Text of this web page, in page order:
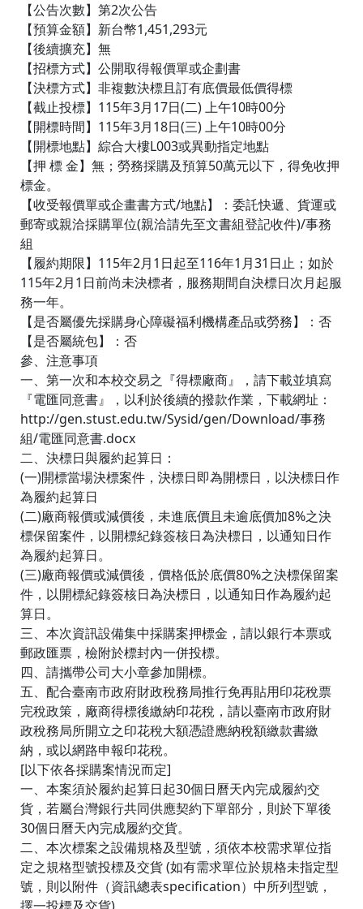
【公告次數】第2次公告
【預算金額】新台幣1,451,293元
【後續擴充】無
【招標方式】公開取得報價單或企劃書
【決標方式】非複數決標且訂有底價最低價得標
【截止投標】115年3月17日(二) 上午10時00分
【開標時間】115年3月18日(三) 上午10時00分
【開標地點】綜合大樓L003或異動指定地點
【押 標 金】無；勞務採購及預算50萬元以下，得免收押
標金。
【收受報價單或企畫書方式/地點】：委託快遞、貨運或
郵寄或親洽採購單位(親洽請先至文書組登記收件)/事務
組
【履約期限】115年2月1日起至116年1月31日止；如於
115年2月1日前尚未決標者，服務期間自決標日次月起服
務一年。
【是否屬優先採購身心障礙福利機構產品或勞務】：否
【是否屬統包】：否
參、注意事項
一、第一次和本校交易之『得標廠商』，請下載並填寫
『電匯同意書』，以利於後續的撥款作業，下載網址：
http://gen.stust.edu.tw/Sysid/gen/Download/事務
組/電匯同意書.docx
二、決標日與履約起算日：
(一)開標當場決標案件，決標日即為開標日，以決標日作
為履約起算日
(二)廠商報價或減價後，未進底價且未逾底價加8%之決
標保留案件，以開標紀錄簽核日為決標日，以通知日作
為履約起算日。
(三)廠商報價或減價後，價格低於底價80%之決標保留案
件，以開標紀錄簽核日為決標日，以通知日作為履約起
算日。
三、本次資訊設備集中採購案押標金，請以銀行本票或
郵政匯票，檢附於標封內一併投標。
四、請攜帶公司大小章參加開標。
五、配合臺南市政府財政稅務局推行免再貼用印花稅票
完稅政策，廠商得標後繳納印花稅，請以臺南市政府財
政稅務局所開立之印花稅大額憑證應納稅額繳款書繳
納，或以網路申報印花稅。
[以下依各採購案情況而定]
一、本案須於履約起算日起30個日曆天內完成履約交
貨，若屬台灣銀行共同供應契約下單部分，則於下單後
30個日曆天內完成履約交貨。
二、本次標案之設備規格及型號，須依本校需求單位指
定之規格型號投標及交貨 (如有需求單位於規格未指定型
號，則以附件（資訊總表specification）中所列型號，